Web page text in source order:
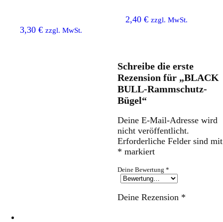
3,30 € zzgl. MwSt.
2,40€ zzgl. MwSt.
Schreibe die erste
Rezension für „BLACK
BULL-Rammschutz-
Bügel“
Deine E-Mail-Adresse wird
nicht veröffentlicht.
Erforderliche Felder sind mit
* markiert
Deine Bewertung *
Deine Rezension *